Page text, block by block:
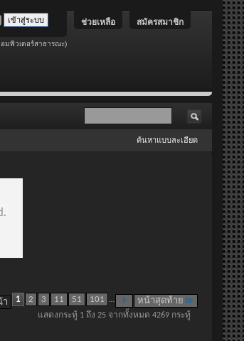
สมัครสมาชิก
ช่วยเหลือ
มพิวเตอร์สาธารณะ)
ค้นหาแบบละเอียด
า 1 2 3 11 51 101 ... หน้าสุดท้าย
แสดงกระทู้ 1 ถึง 25 จากทั้งหมด 4269 กระทู้